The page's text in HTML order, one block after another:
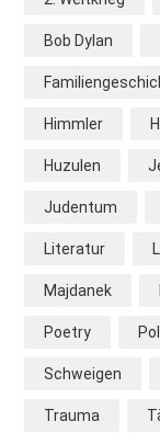
Bob Dylan
Himmler
Huzulen
Judentum
Literatur
Majdanek
Poetry
Schweigen
Trauma